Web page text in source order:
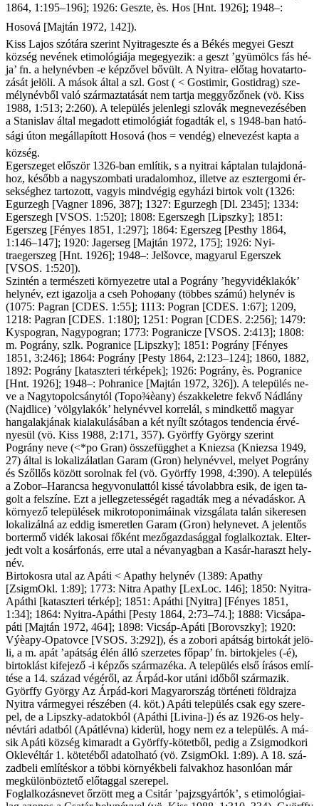
1864, 1:195–196]; 1926: Geszte, ès. Hos [Hnt. 1926]; 1948–:
Hosová [Majtán 1972, 142]).
Kiss La­jos szó­tá­ra sze­rint Nyi­trageszte és a Bé­kés me­gyei Geszt
köz­ség ne­vé­nek eti­mo­ló­gi­á­ja meg­egye­zik: a geszt ’gyümölcs fás hé­
ja’ fn. a hely­név­ben -e kép­ző­vel bő­vült. A Nyi­tra- elő­tag ho­va­tar­to­
zá­sát je­lö­li. A má­sok ál­tal a szl. Gost ( < Gos­timir, Gostidrag) sze­
mély­név­ből va­ló szár­maz­ta­tá­sát nem tart­ja meg­győ­ző­nek (vö. Kiss
1988, 1:513; 2:260). A te­le­pü­lés je­len­le­gi szlo­vák meg­ne­ve­zé­sé­ben
a Stanislav ál­tal meg­adott eti­mo­ló­gi­át fo­gad­ták el, s 1948-ban ha­tó­
sá­gi úton meg­ál­la­pí­tott Hosová (hos = ven­dég) el­ne­ve­zést kap­ta a
köz­ség.
Egerszeget elő­ször 1326-ban em­lí­tik, s a nyi­trai káp­ta­lan tu­laj­do­ná­
hoz, ké­sőbb a nagy­szom­ba­ti ura­da­lom­hoz, il­let­ve az esz­ter­go­mi ér­
sek­ség­hez tar­to­zott, va­gyis mind­vé­gig egy­há­zi bir­tok volt (1326:
Egurzegh [Vagner 1896, 387]; 1327: Egurzegh [Dl. 2345]; 1334:
Egerszegh [VSOS. 1:520]; 1808: Egerszegh [Lipszky]; 1851:
Egerszeg [Fé­nyes 1851, 1:297]; 1864: Egerszeg [Pesthy 1864,
1:146–147]; 1920: Jagerseg [Majtán 1972, 175]; 1926: Nyi­
traegerszeg [Hnt. 1926]; 1948–: Jelšovce, ma­gya­rul Egerszek
[VSOS. 1:520]).
Szin­tén a ter­mé­sze­ti kör­nye­zet­re utal a Pográny ’he­gyvidék­lakók’
hely­név, ezt iga­zol­ja a cseh Pohoøany (töb­bes szá­mú) hely­név is
(1075: Pagran [CDES. 1:55]; 1113: Pogran [CDES. 1:67]; 1209,
1218: Pagran [CDES. 1:180]; 1251: Pogran [CDES. 2:256]; 1479:
Kys­pogran, Nagy­pogran; 1773: Pogranicze [VSOS. 2:413]; 1808:
m. Pográny, szlk. Pogranice [Lipszky]; 1851: Pográny [Fé­nyes
1851, 3:246]; 1864: Pográny [Pesty 1864, 2:123–124]; 1860, 1882,
1892: Pográny [ka­tasz­te­ri tér­ké­pek]; 1926: Pográny, ès. Pogranice
[Hnt. 1926]; 1948–: Pohran­ice [Majtán 1972, 326]). A te­le­pü­lés ne­
ve a Nagy­topolc­sánytól (Topo¾èany) észak­ke­let­re fek­vő Nád­lány
(Najdlice) ’völ­gy­lakók’ hely­név­vel kor­re­lál, s mind­ket­tő ma­gyar
han­ga­lak­já­nak ki­ala­ku­lá­sá­ban a két nyílt szó­ta­gos ten­den­cia ér­vé­
nye­sül (vö. Kiss 1988, 2:171, 357). Györffy Györ­gy sze­rint
Pográny ne­ve (<*po Gran) ös­­sze­függ­het a Kniezsa (Kniezsa 1949,
27) ál­tal is lo­ka­li­zá­lat­lan Ga­ram (Gron) hely­név­vel, me­lyet Pográny
és Szől­lős kö­zött so­rol­nak fel (vö. Györffy 1998, 4:390). A te­le­pü­lés
a Zobor–Harancsa hegy­vo­nu­lat­tól kis­sé tá­vo­labb­ra esik, de igen ta­
golt a fel­szí­ne. Ezt a jel­leg­ze­tes­sé­gét ra­gad­ták meg a név­adás­kor. A
kör­nye­ző te­le­pü­lé­sek mikro­to­po­nimái­nak vizs­gá­la­ta ta­lán si­ke­re­sen
lo­ka­li­zál­ná az ed­dig is­me­ret­len Ga­ram (Gron) hely­ne­vet. A je­len­tős
bor­ter­mő vi­dék la­ko­sai fő­ként me­ző­gaz­da­ság­gal fog­lal­koz­tak. El­ter­
jedt volt a ko­sár­fo­nás, er­re utal a név­anyag­ban a Kas­ár-ha­raszt hely­
név.
Bir­to­kos­ra utal az Apá­ti < Apa­thy hely­név (1389: Apa­thy
[ZsigmOkl. 1:89]; 1773: Nitra Apa­thy [LexLoc. 146]; 1850: Nyitra-
Apáthi [ka­tasz­te­ri tér­kép]; 1851: Apáthi [Nyitra] [Fé­nyes 1851,
1:34]; 1864: Nyitra-Apáthi [Pesty 1864, 2:73–74.]; 1888: Vi­c­­sá­pa­
páti [Majtán 1972, 464]; 1898: Vicsáp-Apáti [Borovszky]; 1920:
Výèapy-Opatovce [VSOS. 3:292]), és a zobori apát­ság bir­to­kát je­lö­
li, a m. apát ’apát­ság élén ál­ló szer­ze­tes fő­pap’ fn. bir­tok­je­les (-é),
bir­tok­lást ki­fe­je­ző -i kép­zős szár­ma­zé­ka. A te­le­pü­lés el­ső írá­sos em­lí­
té­se a 14. szá­zad vé­gé­ről, az Ár­pád-kor utá­ni idő­ből szár­ma­zik.
Györffy Györ­gy Az Ár­pád-ko­ri Ma­gyar­or­szág tör­té­ne­ti föld­raj­za
Nyi­tra vár­me­gyei ré­szé­ben (4. köt.) Apá­ti te­le­pü­lés csak egy sze­re­
pel, de a Lip­szky-ada­tok­ból (Apáthi [Livina-]) és az 1926-os hely­
név­tá­ri adat­ból (Apátlévna) ki­de­rül, hogy nem ez a te­le­pü­lés. A má­
sik Apá­ti köz­ség ki­ma­radt a Györffy-kötet­ből, pe­dig a Zsig­mod­ko­ri
Ok­le­vél­tár 1. kö­te­té­ből ada­tol­ha­tó (vö. ZsigmOkl. 1:89). A 18. szá­
zad­be­li em­lí­tés­kor a töb­bi kör­nyék­be­li fal­vak­hoz ha­son­ló­an már
meg­kü­lön­böz­te­tő elő­tag­gal sze­re­pel.
Fog­lal­ko­zás­ne­vet őr­zött meg a Csitár ’pa­jzs­gyártók’, s eti­mo­ló­gi­a­i­